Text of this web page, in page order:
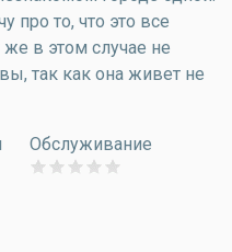
про то, что это все
в этом случае не
так как она живет не
Обслуживание